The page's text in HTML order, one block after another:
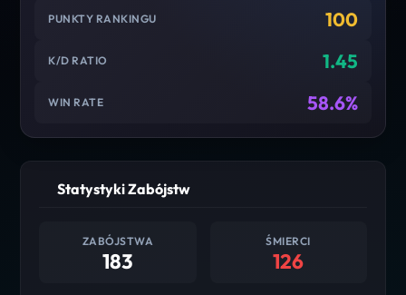
PUNKTY RANKINGU 100
K/D RATIO 1.45
WIN RATE 58.6%
Statystyki Zabójstw
ZABÓJSTWA
183
ŚMIERCI
126